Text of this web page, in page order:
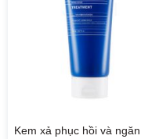
Kem xả phục hồi và